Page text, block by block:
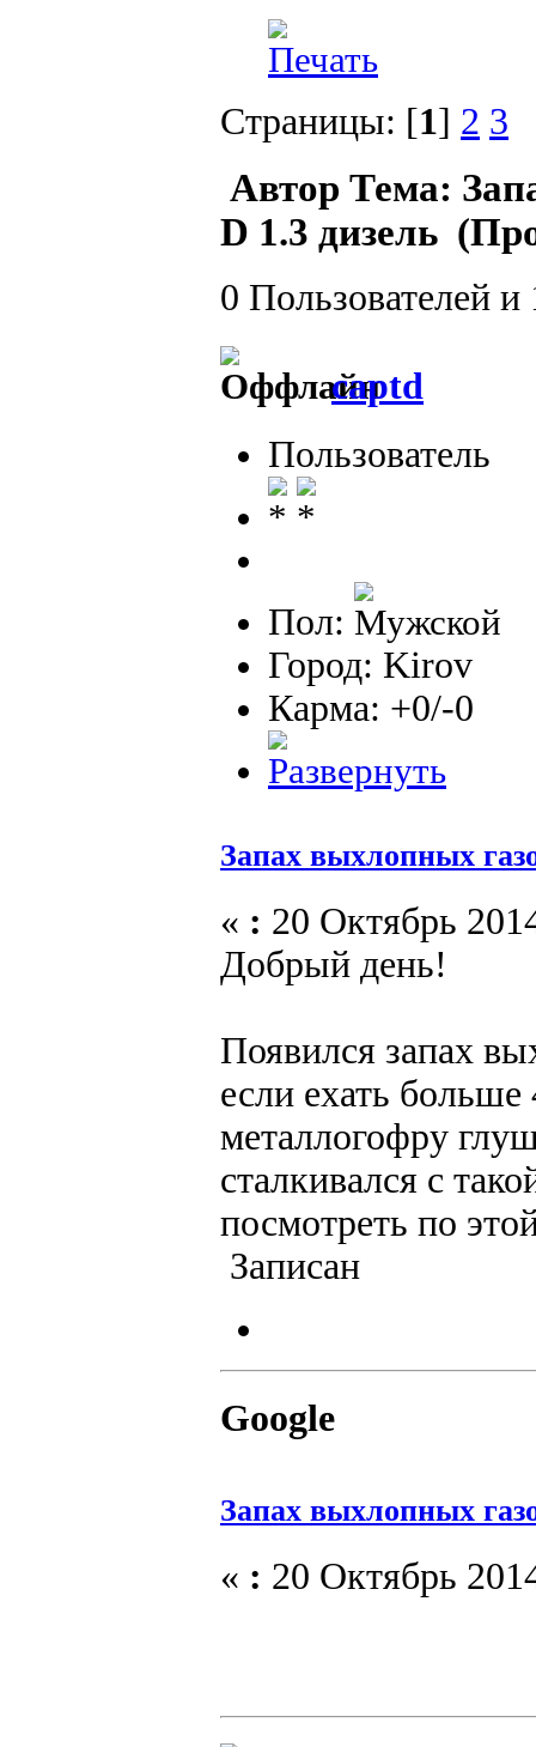
Страницы: [1] 2 3
Автор Тема:
D 1.3 дизель
0 Пользователей
captd
Пользователь
Пол:
Город: Kirov
Карма: +0/-0
Запах выхлопных
« : 20 Октябрь
Добрый день!
Появился запах
если ехать
металлогофру
сталкивался с
посмотреть по
Записан
Google
Запах выхлопных
« : 20 Октябрь